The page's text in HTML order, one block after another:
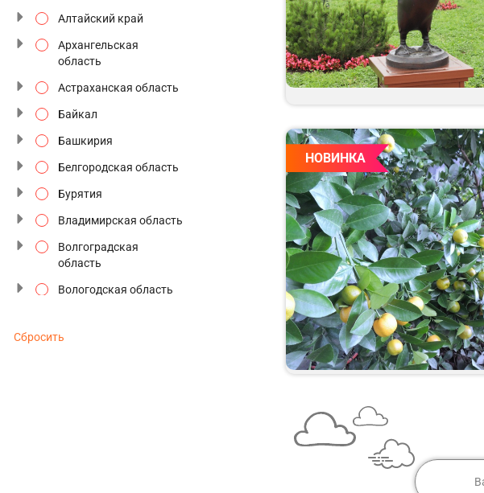
С мастер-классами
С ночным переездом
Святые места
Северное сияние
Сезон цветения
Традиции и промыслы
Туры выходного дня
Алтайский край
Архангельская
область
Астраханская область
Байкал
Башкирия
Белгородская область
Бурятия
Владимирская область
Волгоградская
область
Вологодская область
Дагестан
Сбросить
НОВИНКА